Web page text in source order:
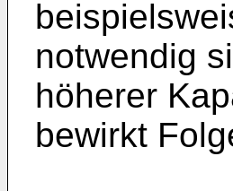
notwendig
höherer
bewirkt